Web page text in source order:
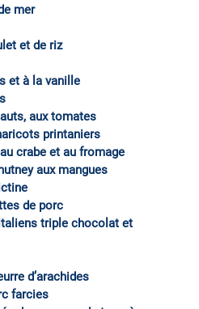
mer
et de riz
et à la vanille
aux tomates
printaniers
crabe et au fromage
aux mangues
de porc
triple chocolat et
d’arachides
farcies